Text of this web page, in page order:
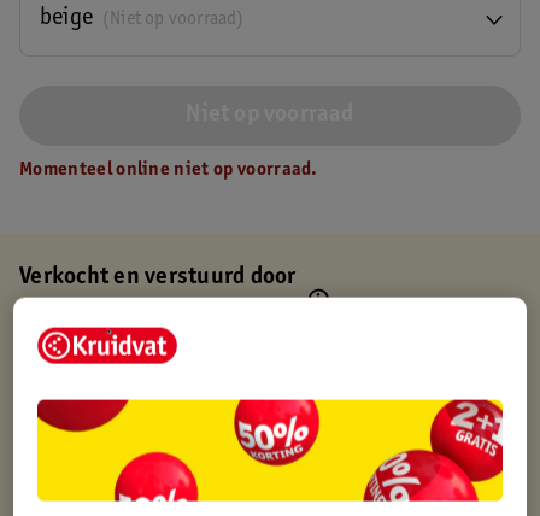
(Niet op voorraad)
beige
Momenteel online niet op voorraad.
Verkocht en verstuurd door
Binnen 1 werkdag verstuurd
Gratis thuisbezorgd
Gratis punten met je Kruidvat kaart